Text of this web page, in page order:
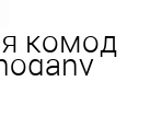
комод